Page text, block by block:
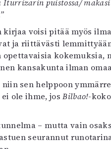
Iturrizarin puistossa/
voisi pitää myös
ja riittävästi
kokemuksia,
kansakunta ilman
sen helppoon
ole ihme, josBilbao!-
– mutta vain
seurannut